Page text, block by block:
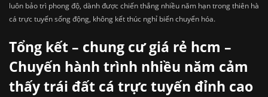
luôn bảo trì phong độ, dành được chiến thắng nhiều năm hạn trong thiên hà
cá trực tuyến sống động, không kết thúc nghỉ biến chuyển hóa.
Tổng kết – chung cư giá rẻ hcm –
Chuyến hành trình nhiều năm cảm
thấy trái đất cá trực tuyến đỉnh cao